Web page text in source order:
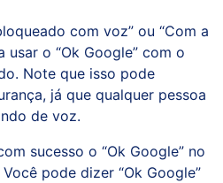
com voz” ou “Com a
usar o “Ok Google” com o
Note que isso pode
já que qualquer pessoa
de voz.
sucesso o “Ok Google” no
pode dizer “Ok Google”